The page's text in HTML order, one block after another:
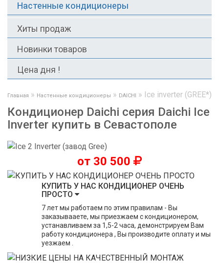
Настенные кондиционеры
Хиты продаж
Новинки товаров
Цена дня !
Главная » Настенные кондиционеры » DAICHI » Ice inverter (GREE*)
Кондиционер Daichi серия Daichi Ice
Inverter купить в Севастополе
от 30 500
КУПИТЬ У НАС КОНДИЦИОНЕР ОЧЕНЬ
ПРОСТО
7 лет мы работаем по этим правилам - Вы
заказывааете, мы приезжаем с кондиционером,
устанавливаем за 1,5-2 часа, демонстрируем Вам
работу кондиционера , Вы производите оплату и мы
уезжаем .